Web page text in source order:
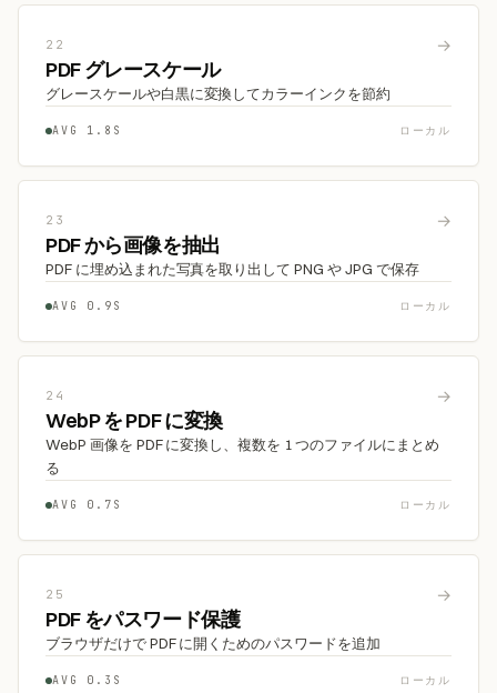
22 →
PDF グレースケール
グレースケールや白黒に変換してカラーインクを節約
AVG 1.8S ローカル
23 →
PDF から画像を抽出
PDF に埋め込まれた写真を取り出して PNG や JPG で保存
AVG 0.9S ローカル
24 →
WebP を PDF に変換
WebP 画像を PDF に変換し、複数を 1 つのファイルにまとめ
る
AVG 0.7S ローカル
25 →
PDF をパスワード保護
ブラウザだけで PDF に開くためのパスワードを追加
AVG 0.3S ローカル